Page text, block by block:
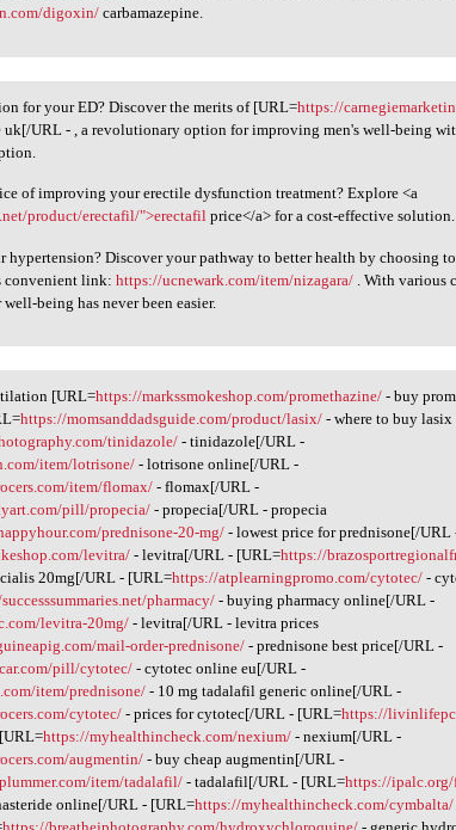
digoxin/ carbamazepine.
for your ED? Discover the merits of [URL=https://
URL - , a revolutionary option for improving men's well-being
of improving your erectile dysfunction treatment? Explore <a
product/erectafil/">erectafil price</a> for a cost-effective solution.
hypertension? Discover your pathway to better health by choosing
convenient link:https://ucnewark.com/item/nizagara/ . With various
being has never been easier.
[URL=https://markssmokeshop.com/promethazine/ - buy
https://momsanddadsguide.com/product/lasix/ - where to buy
tinidazole/ - tinidazole[/URL -
item/lotrisone/ - lotrisone online[/URL -
item/flomax/ - flomax[/URL -
pill/propecia/- propecia[/URL - propecia
prednisone-20-mg/ - lowest price for prednisone[/URL
levitra/ - levitra[/URL - [URL=https://
20mg[/URL - [URL=https://atplearningpromo.com/cytotec/ -
pharmacy/- buying pharmacy online[/URL -
levitra-20mg/- levitra[/URL - levitra prices
mail-order-prednisone/- prednisone best price[/URL -
pill/cytotec/ - cytotec online eu[/URL -
item/prednisone/ - 10 mg tadalafil generic online[/URL -
cytotec/ - prices for cytotec[/URL - [URL=https://
https://myhealthincheck.com/nexium/ - nexium[/URL -
augmentin/ - buy cheap augmentin[/URL -
item/tadalafil/ - tadalafil[/URL - [URL=https://
online[/URL - [URL=https://myhealthincheck.com/cymbalta/